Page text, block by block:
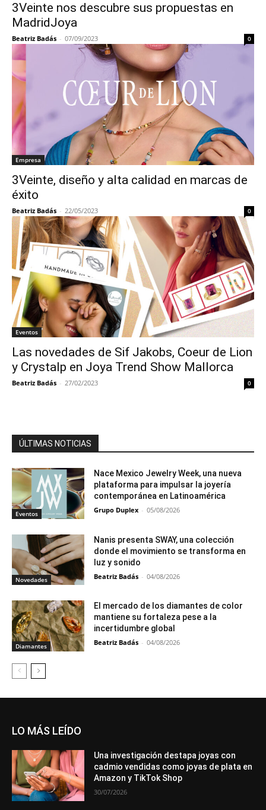
3Veinte nos descubre sus propuestas en
MadridJoya
Beatriz Badás - 07/09/2023 0
Empresa
3Veinte, diseño y alta calidad en marcas de
éxito
Beatriz Badás - 22/05/2023 0
Eventos
Las novedades de Sif Jakobs, Coeur de Lion
y Crystalp en Joya Trend Show Mallorca
Beatriz Badás - 27/02/2023 0
ÚLTIMAS NOTICIAS
Eventos
Nace Mexico Jewelry Week, una nueva
plataforma para impulsar la joyería
contemporánea en Latinoamérica
Grupo Duplex - 05/08/2026
Novedades
Nanis presenta SWAY, una colección
donde el movimiento se transforma en
luz y sonido
Beatriz Badás - 04/08/2026
Diamantes
El mercado de los diamantes de color
mantiene su fortaleza pese a la
incertidumbre global
Beatriz Badás - 04/08/2026
LO MÁS LEÍDO
Una investigación destapa joyas con
cadmio vendidas como joyas de plata en
Amazon y TikTok Shop
30/07/2026